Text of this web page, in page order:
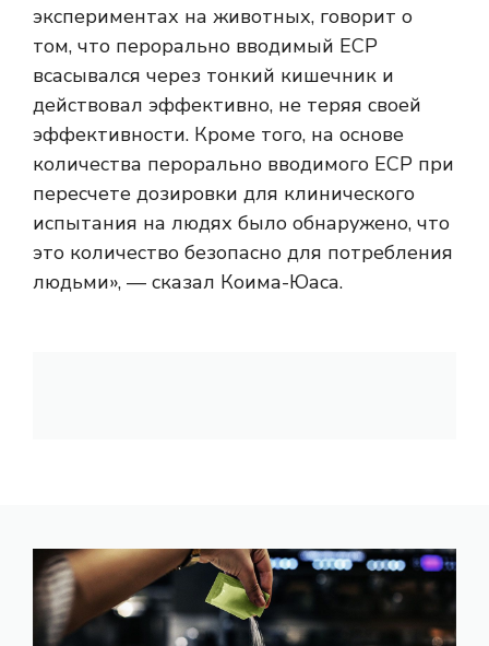
экспериментах на животных, говорит о
том, что перорально вводимый ECP
всасывался через тонкий кишечник и
действовал эффективно, не теряя своей
эффективности. Кроме того, на основе
количества перорально вводимого ECP при
пересчете дозировки для клинического
испытания на людях было обнаружено, что
это количество безопасно для потребления
людьми», — сказал Коима-Юаса.